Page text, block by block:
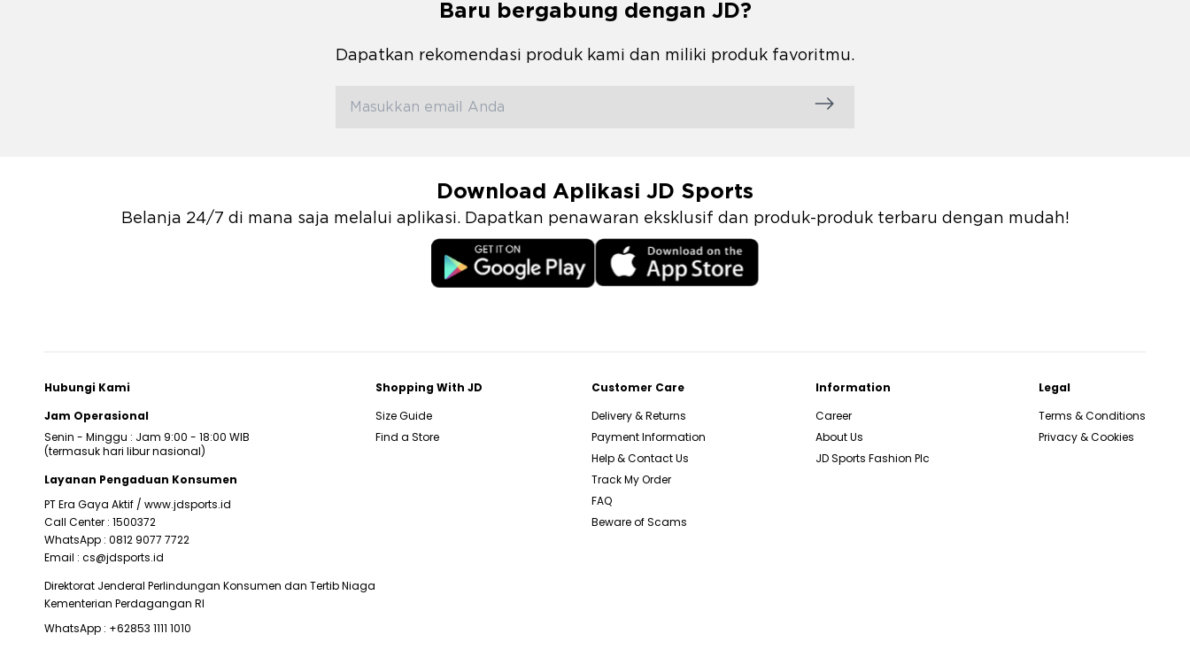
Baru bergabung dengan JD?
Dapatkan rekomendasi produk kami dan miliki produk favoritmu.
Download Aplikasi JD Sports
Belanja 24/7 di mana saja melalui aplikasi. Dapatkan penawaran eksklusif dan produk-produk terbaru dengan mudah!
Hubungi Kami
Jam Operasional
Senin - Minggu : Jam 9:00 - 18:00 WIB
(termasuk hari libur nasional)
Layanan Pengaduan Konsumen
PT Era Gaya Aktif / www.jdsports.id
Call Center : 1500372
WhatsApp : 0812 9077 7722
Email : cs@jdsports.id
Direktorat Jenderal Perlindungan Konsumen dan Tertib Niaga
Kementerian Perdagangan RI
WhatsApp : +62853 1111 1010
Shopping With JD
Size Guide
Find a Store
Customer Care
Delivery & Returns
Payment Information
Help & Contact Us
Track My Order
FAQ
Beware of Scams
Information
Career
About Us
JD Sports Fashion Plc
Legal
Terms & Conditions
Privacy & Cookies